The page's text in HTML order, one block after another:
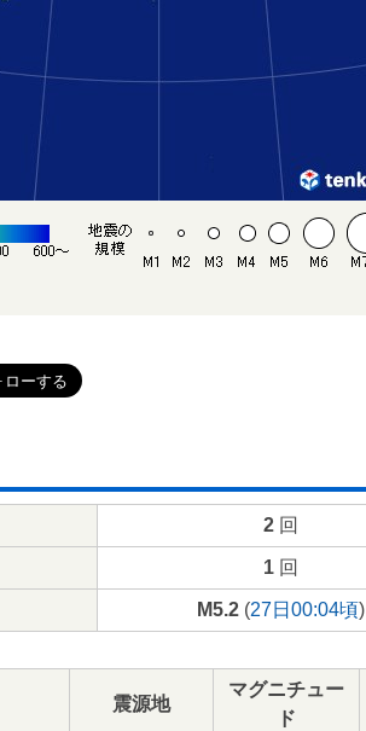
2回
1回
M5.2(27日00:04頃)
震源地
マグニチュー
ド